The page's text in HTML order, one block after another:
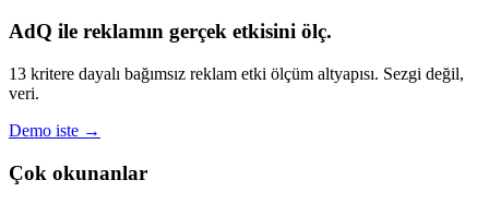
AdQ ile reklamın gerçek etkisini ölç.
13 kritere dayalı bağımsız reklam etki ölçüm altyapısı. Sezgi değil,
veri.
Demo iste →
Çok okunanlar